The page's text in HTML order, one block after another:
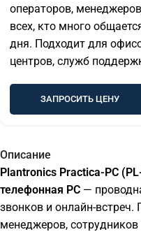
операторов,
всех, кто много
дня. Подходит для
центров, служб
ЗАПРОСИТЬ ЦЕНУ
Описание
Plantronics Practica-PC
телефонная PC —
звонков и онлайн-встреч.
менеджеров,